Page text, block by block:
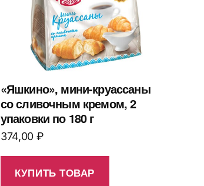
«Яшкино», мини-круассаны
со сливочным кремом, 2
упаковки по 180 г
374,00 ₽
КУПИТЬ ТОВАР